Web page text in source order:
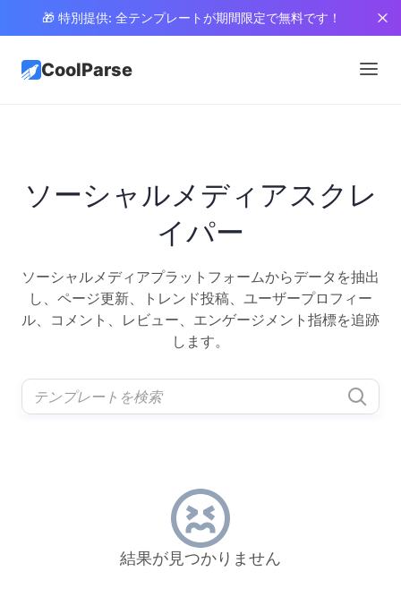
🎁 特別提供: 全テンプレートが期間限定で無料です！
CoolParse
ソーシャルメディアスクレ
イパー
ソーシャルメディアプラットフォームからデータを抽出
し、ページ更新、トレンド投稿、ユーザープロフィー
ル、コメント、レビュー、エンゲージメント指標を追跡
します。
結果が見つかりません